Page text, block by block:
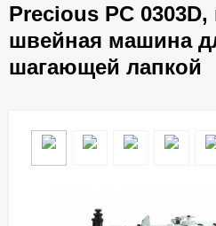
Precious PC
швейная машина
шагающей лапкой